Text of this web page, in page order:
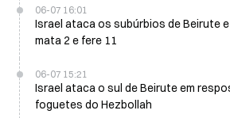
06-07 16:01
Israel ataca os subúrbios de Beirute
mata 2 e fere 11
06-07 15:21
Israel ataca o sul de Beirute em
foguetes do Hezbollah